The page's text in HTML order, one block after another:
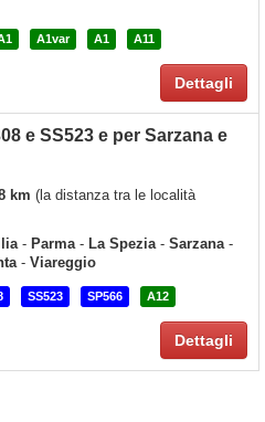
A1var A1 A11
Dettagli
e SS523 e per Sarzana e
km (la distanza tra le località
- Parma- La Spezia- Sarzana-
- Viareggio
SS523 SP566 A12
Dettagli